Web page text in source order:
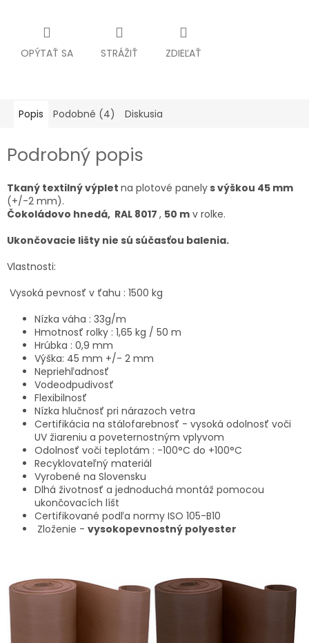
OPÝTAŤ SA STRÁŽIŤ ZDIEĽAŤ
Popis Podobné (4) Diskusia
Podrobný popis
Tkaný textilný výplet na plotové panelys výškou 45 mm
(+/-2 mm).
Čokoládovo hnedá, RAL 8017 , 50 m v rolke.
Ukončovacie lišty nie sú súčasťou balenia.
Vlastnosti:
Vysoká pevnosť v ťahu : 1500 kg
Nízka váha : 33g/m
Hmotnosť rolky : 1,65 kg / 50 m
Hrúbka : 0,9 mm
Výška: 45 mm +/- 2 mm
Nepriehľadnosť
Vodeodpudivosť
Flexibilnosť
Nízka hlučnosť pri nárazoch vetra
Certifikácia na stálofarebnosť - vysoká odolnosť voči
UV žiareniu a poveternostným vplyvom
Odolnosť voči teplotám : -100°C do +100°C
Recyklovateľný materiál
Vyrobené na Slovensku
Dlhá životnosť a jednoduchá montáž pomocou
ukončovacích líšt
Certifikované podľa normy ISO 105-B10
Zloženie - vysokopevnostný polyester